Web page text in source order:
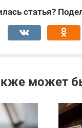
статья?
может